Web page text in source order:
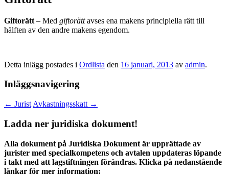
Giftorätt – Med giftorättavses ena makens principiella rätt till
hälften av den andre makens egendom.
Detta inlägg postades i Ordlista den 16 januari, 2013 av admin.
Inläggsnavigering
← Jurist Avkastningsskatt →
Ladda ner juridiska dokument!
Alla dokument på Juridiska Dokument är upprättade av
jurister med specialkompetens och avtalen uppdateras löpande
i takt med att lagstiftningen förändras. Klicka på nedanstående
länkar för mer information: